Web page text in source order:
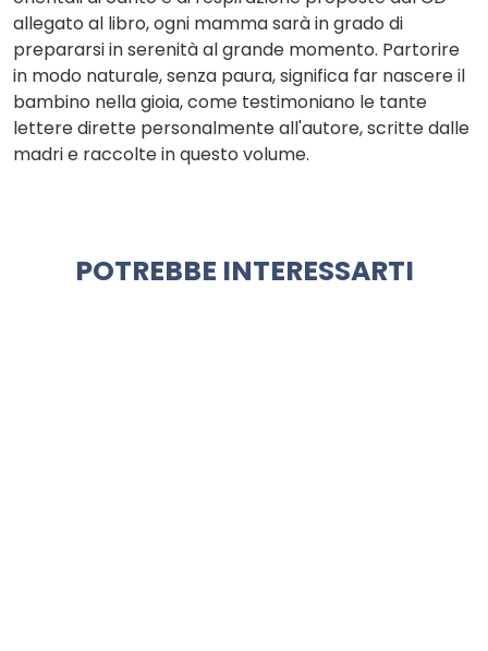
allegato al libro, ogni mamma sarà in grado di
prepararsi in serenità al grande momento. Partorire
in modo naturale, senza paura, significa far nascere il
bambino nella gioia, come testimoniano le tante
lettere dirette personalmente all'autore, scritte dalle
madri e raccolte in questo volume.
POTREBBE INTERESSARTI